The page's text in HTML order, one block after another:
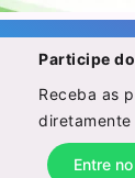
Participe
Receba as
diretamente
Entre